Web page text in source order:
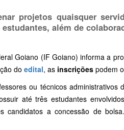
projetos quaisquer
além de
Goiano (IF Goiano) informa a
do edital, as inscrições podem
ou técnicos
até três estudantes
candidatos a concessão de